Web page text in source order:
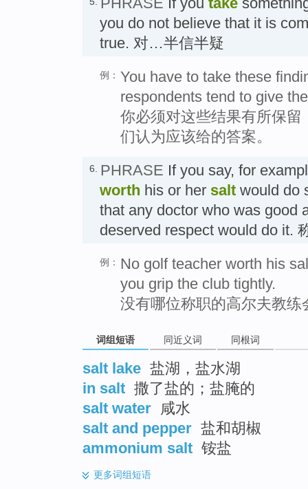
you do not believe that it is
true. 对…半信半疑
例： You have to take these
respondents tend to give
你必须对这些结果有所保
们认为应该给的答案。
6. PHRASE If you say, for
worth his or her salt would do
that any doctor who was good
deserved respect would do it.
例： No golf teacher worth his
you grip the club tightly.
没有哪位称职的高尔夫教
词组短语 同近义词 同根词
salt lake 盐湖，盐水湖
in salt 撒了盐的；盐腌的
salt water 咸水
salt and pepper 盐和胡椒
ammonium salt 铵盐
更多词组短语